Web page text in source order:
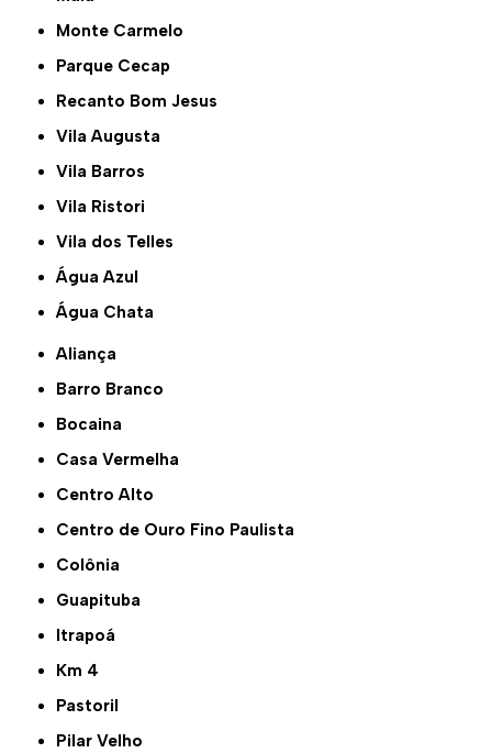
Monte Carmelo
Parque Cecap
Recanto Bom Jesus
Vila Augusta
Vila Barros
Vila Ristori
Vila dos Telles
Água Azul
Água Chata
Aliança
Barro Branco
Bocaina
Casa Vermelha
Centro Alto
Centro de Ouro Fino Paulista
Colônia
Guapituba
Itrapoá
Km 4
Pastoril
Pilar Velho